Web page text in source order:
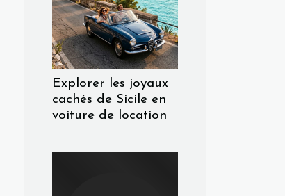
Explorer les joyaux
cachés de Sicile en
voiture de location